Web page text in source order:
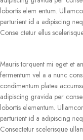
lobortis elem entum.
parturient id a adipiscing
Conse ctetur ellus
Mauris torquent mi eget et
fermentum vel a a nunc
condimentum platea
adipiscing gravida per
lobortis elementum.
parturient id a adipiscing
Consectetur scelerisque